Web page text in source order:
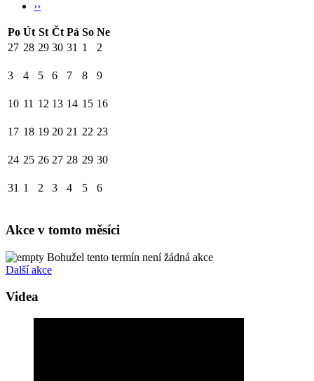
››
Po Út St Čt Pá So Ne
27 28 29 30 31 1 2
3 4 5 6 7 8 9
10 11 12 13 14 15 16
17 18 19 20 21 22 23
24 25 26 27 28 29 30
31 1 2 3 4 5 6
Akce v tomto měsíci
Bohužel tento termín není žádná akce
Další akce
Videa